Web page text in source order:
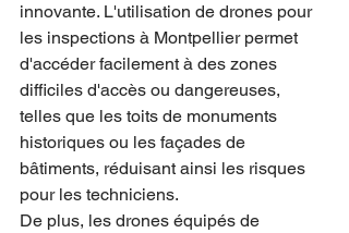
innovante. L'utilisation de drones pour
les inspections à Montpellier permet
d'accéder facilement à des zones
difficiles d'accès ou dangereuses,
telles que les toits de monuments
historiques ou les façades de
bâtiments, réduisant ainsi les risques
pour les techniciens.
De plus, les drones équipés de